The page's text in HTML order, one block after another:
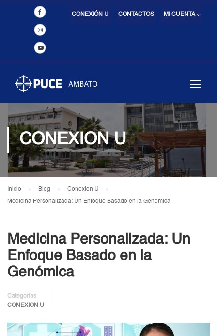
MI CUENTA ⌵
CONTACTOS
CONEXIÓN U
CONEXION U
Inicio Blog Conexion U
Medicina Personalizada: Un Enfoque Basado en la Genómica
Medicina Personalizada: Un
Enfoque Basado en la
Genómica
Categorías
CONEXION U